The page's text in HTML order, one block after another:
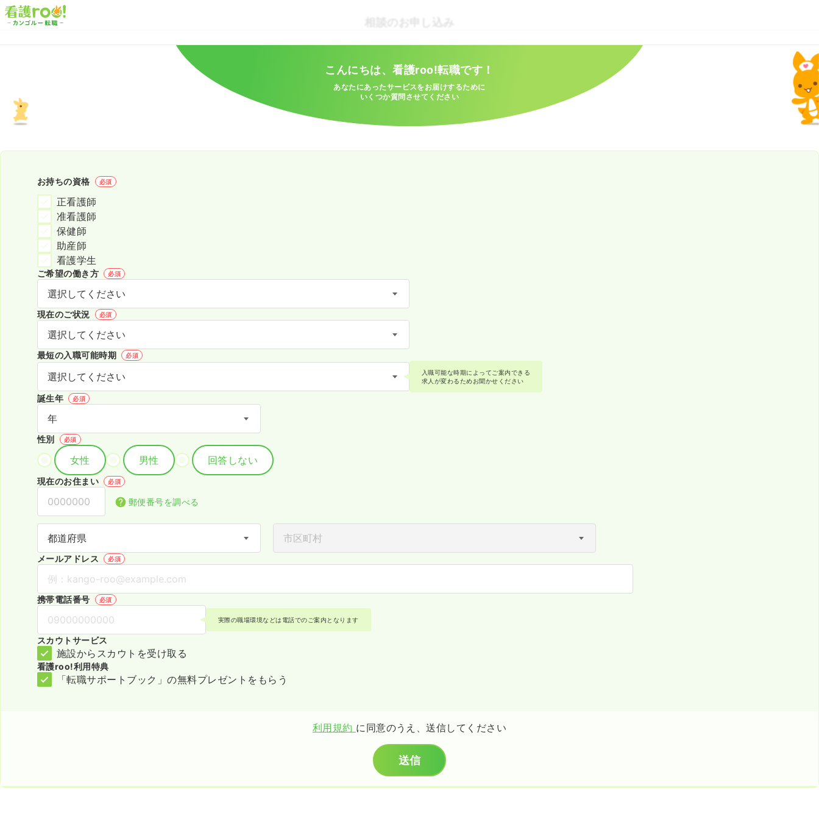
相談のお申し込み
こんにちは、看護roo!転職です！
あなたにあったサービスをお届けするために
いくつか質問させてください
お持ちの資格 必須
正看護師
准看護師
保健師
助産師
看護学生
ご希望の働き方 必須
現在のご状況 必須
最短の入職可能時期 必須
入職可能な時期によってご案内できる
求人が変わるためお聞かせください
誕生年 必須
性別 必須
女性 男性 回答しない
現在のお住まい 必須
郵便番号を調べる
メールアドレス 必須
携帯電話番号 必須
実際の職場環境などは電話でのご案内となります
スカウトサービス
施設からスカウトを受け取る
看護roo!利用特典
「転職サポートブック」の無料プレゼントをもらう
利用規約 に同意のうえ、送信してください
送信